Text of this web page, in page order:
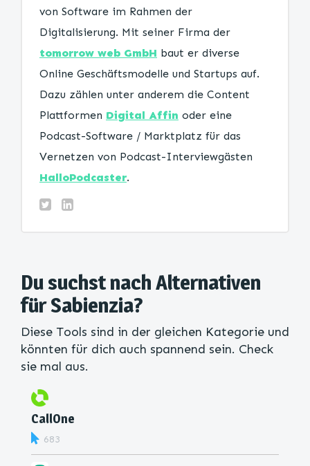
von Software im Rahmen der
Digitalisierung. Mit seiner Firma der
tomorrow web GmbH baut er diverse
Online Geschäftsmodelle und Startups auf.
Dazu zählen unter anderem die Content
Plattformen Digital Affin oder eine
Podcast-Software / Marktplatz für das
Vernetzen von Podcast-Interviewgästen
HalloPodcaster.
Du suchst nach Alternativen
für Sabienzia?
Diese Tools sind in der gleichen Kategorie und
könnten für dich auch spannend sein. Check
sie mal aus.
CallOne
683